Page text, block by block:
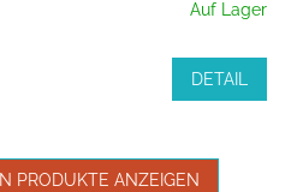
Auf Lager
DETAIL
PRODUKTE ANZEIGEN